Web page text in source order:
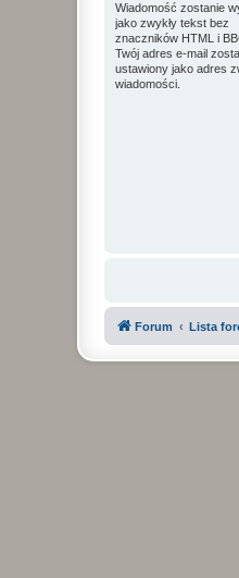
Wiadomość zostanie
jako zwykły tekst bez
znaczników HTML i
Twój adres e-mail
ustawiony jako adres
wiadomości.
Forum Lista